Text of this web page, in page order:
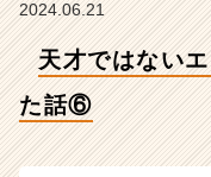
の
ラ
2024.06.21
天才ではない
た話⑥